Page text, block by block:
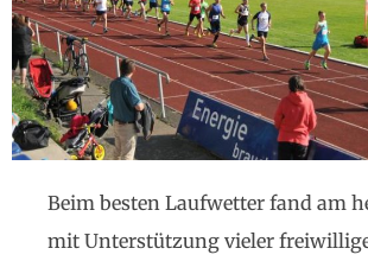
Beim besten Laufwetter fand am
mit Unterstützung vieler